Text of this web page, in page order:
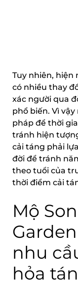
Tuy nhiên, hiện
có nhiều thay
xác người qua
phổ biến. Vì
pháp để thời
tránh hiện
cải táng phải
đời để tránh
theo tuổi của
thời điểm cải
Mộ
nhu
hỏa